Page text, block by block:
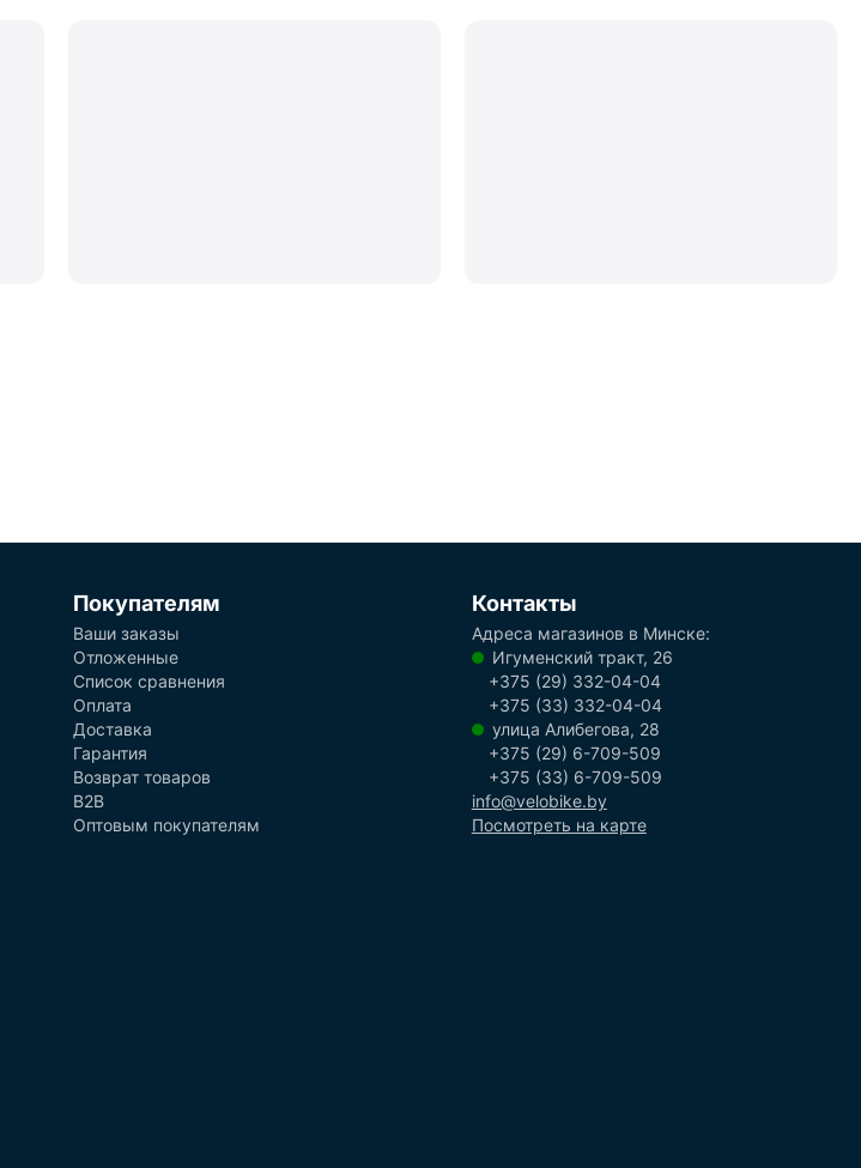
Покупателям
Ваши заказы
Отложенные
Список сравнения
Оплата
Доставка
Гарантия
Возврат товаров
B2B
Оптовым покупателям
Контакты
Адреса магазинов в Минске:
Игуменский тракт, 26
+375 (29) 332-04-04
+375 (33) 332-04-04
улица Алибегова, 28
+375 (29) 6-709-509
+375 (33) 6-709-509
info@velobike.by
Посмотреть на карте